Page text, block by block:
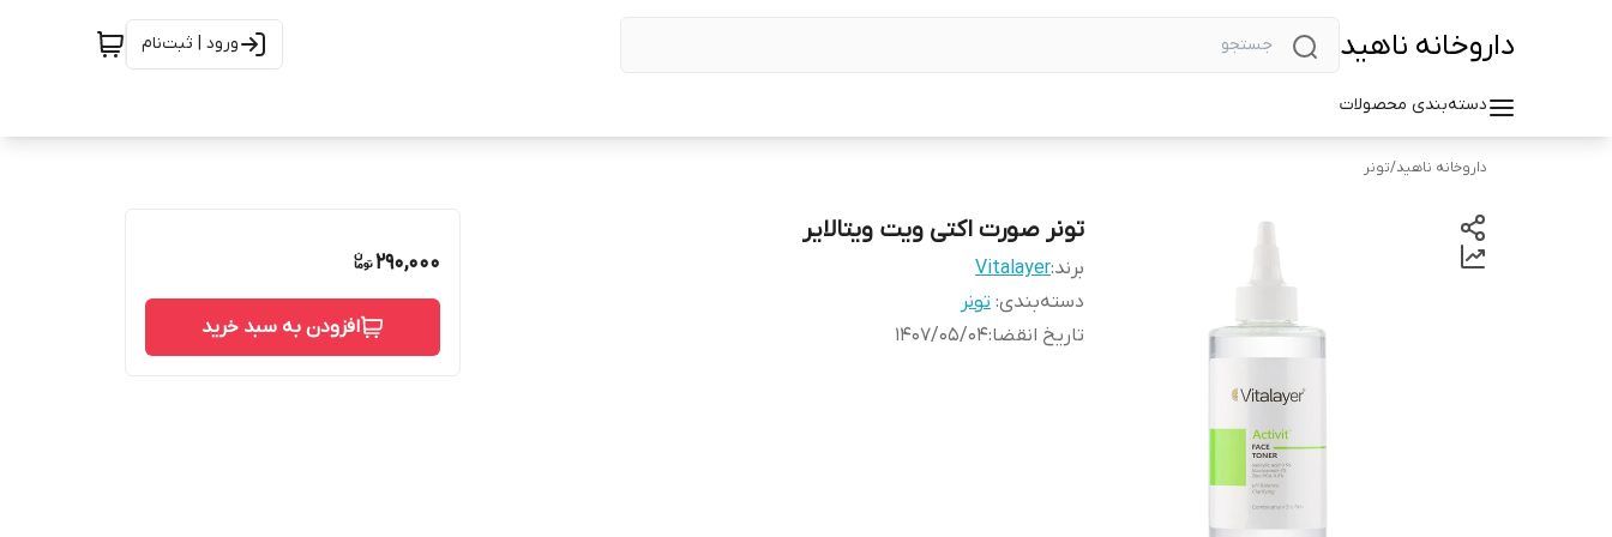
داروخانه ناهید ورود | ثبت‌نام
دسته‌بندی محصولات
داروخانه ناهید/تونر
تونر صورت اکتی ویت ویتالایر
برند:Vitalayer
دسته‌بندی: تونر
تاریخ انقضا:
1407/05/04
290,000
افزودن به سبد خرید